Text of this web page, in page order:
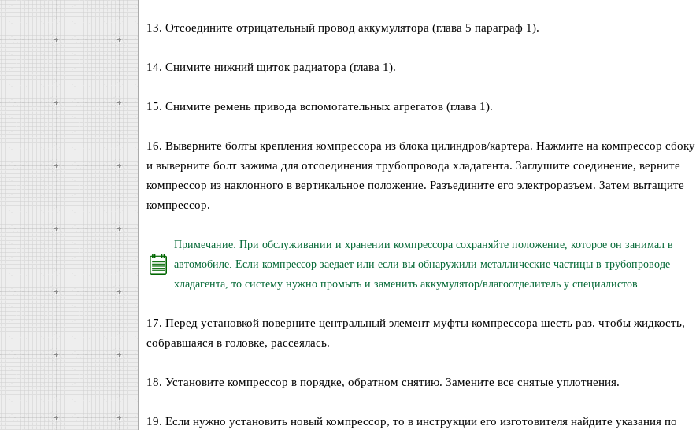
13. Отсоедините отрицательный провод аккумулятора (глава 5 параграф 1).
14. Снимите нижний щиток радиатора (глава 1).
15. Снимите ремень привода вспомогательных агрегатов (глава 1).
16. Выверните болты крепления компрессора из блока цилиндров/картера. Нажмите на компрессор сбоку
и выверните болт зажима для отсоединения трубопровода хладагента. Заглушите соединение, верните
компрессор из наклонного в вертикальное положение. Разъедините его электроразъем. Затем вытащите
компрессор.
Примечание: При обслуживании и хранении компрессора сохраняйте положение, которое он занимал в
автомобиле. Если компрессор заедает или если вы обнаружили металлические частицы в трубопроводе
хладагента, то систему нужно промыть и заменить аккумулятор/влагоотделитель у специалистов.
17. Перед установкой поверните центральный элемент муфты компрессора шесть раз. чтобы жидкость,
собравшаяся в головке, рассеялась.
18. Установите компрессор в порядке, обратном снятию. Замените все снятые уплотнения.
19. Если нужно установить новый компрессор, то в инструкции его изготовителя найдите указания по